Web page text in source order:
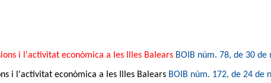
i l'activitat econòmica a les Illes Balears BOIB núm. 78, de 30 de
i l'activitat econòmica a les Illes Balears BOIB núm. 172, de 24 de